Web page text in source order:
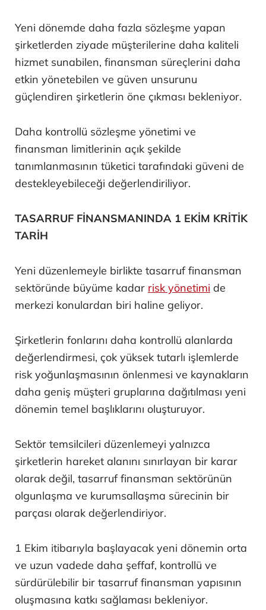
Yeni dönemde daha fazla sözleşme yapan
şirketlerden ziyade müşterilerine daha kaliteli
hizmet sunabilen, finansman süreçlerini daha
etkin yönetebilen ve güven unsurunu
güçlendiren şirketlerin öne çıkması bekleniyor.
Daha kontrollü sözleşme yönetimi ve
finansman limitlerinin açık şekilde
tanımlanmasının tüketici tarafındaki güveni de
destekleyebileceği değerlendiriliyor.
TASARRUF FİNANSMANINDA 1 EKİM KRİTİK
TARİH
Yeni düzenlemeyle birlikte tasarruf finansman
sektöründe büyüme kadar risk yönetimi de
merkezi konulardan biri haline geliyor.
Şirketlerin fonlarını daha kontrollü alanlarda
değerlendirmesi, çok yüksek tutarlı işlemlerde
risk yoğunlaşmasının önlenmesi ve kaynakların
daha geniş müşteri gruplarına dağıtılması yeni
dönemin temel başlıklarını oluşturuyor.
Sektör temsilcileri düzenlemeyi yalnızca
şirketlerin hareket alanını sınırlayan bir karar
olarak değil, tasarruf finansman sektörünün
olgunlaşma ve kurumsallaşma sürecinin bir
parçası olarak değerlendiriyor.
1 Ekim itibarıyla başlayacak yeni dönemin orta
ve uzun vadede daha şeffaf, kontrollü ve
sürdürülebilir bir tasarruf finansman yapısının
oluşmasına katkı sağlaması bekleniyor.